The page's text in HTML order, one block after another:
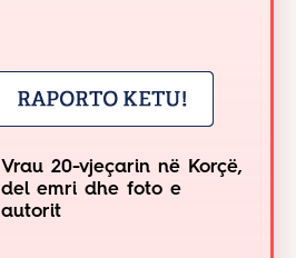
Vrau 20-vjeçarin në Korçë,
del emri dhe foto e
autorit